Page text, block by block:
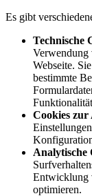
Es gibt
Technische
Verwendung
Webseite.
bestimmte
Cookies zur
Analytische
Entwicklung
optimieren.